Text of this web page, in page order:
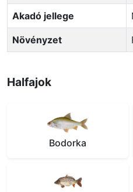
Akadó jellege
Növényzet
Halfajok
Bodorka